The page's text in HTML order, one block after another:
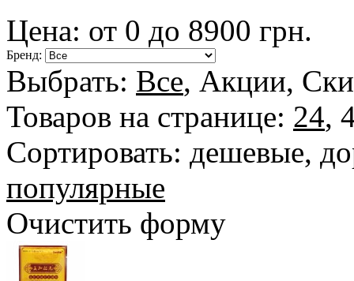
Цена: от 0 до 8900 грн.
Бренд:
Выбрать: Все, Акции,
Товаров на странице: 24,
Сортировать: дешевые,
популярные
Очистить форму